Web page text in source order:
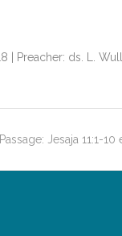
| Preacher: ds. L.
Passage: Jesaja 11:1-